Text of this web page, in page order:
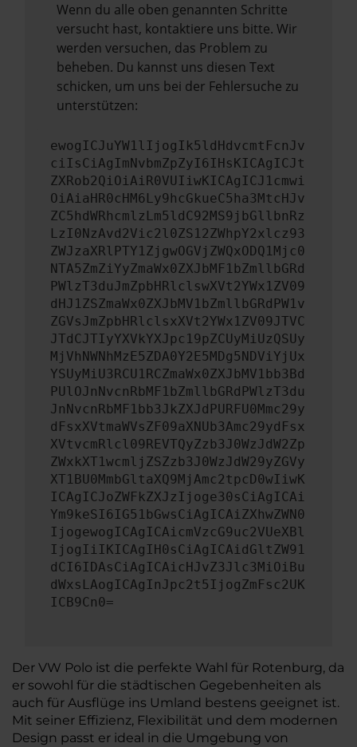
Wenn du alle oben genannten Schritte
versucht hast, kontaktiere uns bitte. Wir
werden versuchen, das Problem zu
beheben. Du kannst uns diesen Text
schicken, um uns bei der Fehlersuche zu
unterstützen:
ewogICJuYW1lIjogIk5ldHdvcmtFcnJv
ciIsCiAgImNvbmZpZyI6IHsKICAgICJt
ZXRob2QiOiAiR0VUIiwKICAgICJ1cmwi
OiAiaHR0cHM6Ly9hcGkueC5ha3MtcHJv
ZC5hdWRhcmlzLm5ldC92MS9jbGllbnRz
LzI0NzAvd2Vic2l0ZS12ZWhpY2xlcz93
ZWJzaXRlPTY1ZjgwOGVjZWQxODQ1Mjc0
NTA5ZmZiYyZmaWx0ZXJbMF1bZmllbGRd
PWlzT3duJmZpbHRlclswXVt2YWx1ZV09
dHJ1ZSZmaWx0ZXJbMV1bZmllbGRdPW1v
ZGVsJmZpbHRlclsxXVt2YWx1ZV09JTVC
JTdCJTIyYXVkYXJpc19pZCUyMiUzQSUy
MjVhNWNhMzE5ZDA0Y2E5MDg5NDViYjUx
YSUyMiU3RCU1RCZmaWx0ZXJbMV1bb3Bd
PUlOJnNvcnRbMF1bZmllbGRdPWlzT3du
JnNvcnRbMF1bb3JkZXJdPURFU0Mmc29y
dFsxXVtmaWVsZF09aXNUb3Amc29ydFsx
XVtvcmRlcl09REVTQyZzb3J0WzJdW2Zp
ZWxkXT1wcmljZSZzb3J0WzJdW29yZGVy
XT1BU0MmbGltaXQ9MjAmc2tpcD0wIiwK
ICAgICJoZWFkZXJzIjoge30sCiAgICAi
Ym9keSI6IG51bGwsCiAgICAiZXhwZWN0
IjogewogICAgICAicmVzcG9uc2VUeXBl
IjogIiIKICAgIH0sCiAgICAidGltZW91
dCI6IDAsCiAgICAicHJvZ3Jlc3MiOiBu
dWxsLAogICAgInJpc2t5IjogZmFsc2UK
ICB9Cn0=
Der VW Polo ist die perfekte Wahl für Rotenburg, da
er sowohl für die städtischen Gegebenheiten als
auch für Ausflüge ins Umland bestens geeignet ist.
Mit seiner Effizienz, Flexibilität und dem modernen
Design passt er ideal in die Umgebung von